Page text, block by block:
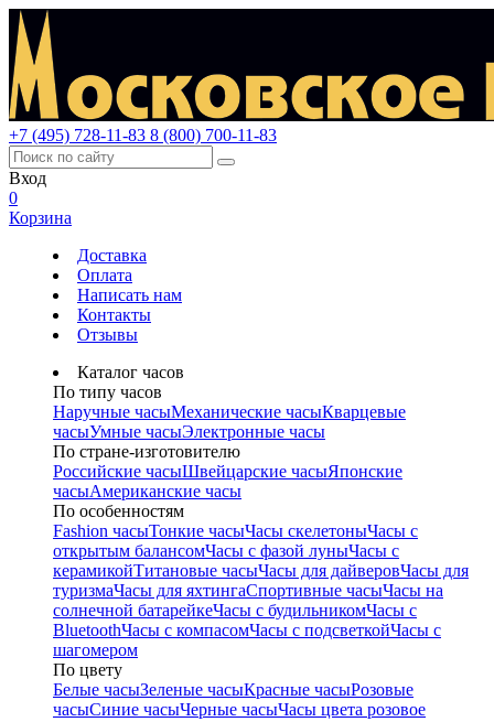
+7 (495) 728-11-83 8 (800) 700-11-83
Вход
0
Корзина
Доставка
Оплата
Написать нам
Контакты
Отзывы
Каталог часов
По типу часов
Наручные часыМеханические часыКварцевые
часыУмные часыЭлектронные часы
По стране-изготовителю
Российские часыШвейцарские часыЯпонские
часыАмериканские часы
По особенностям
Fashion часыТонкие часыЧасы скелетоныЧасы с
открытым балансомЧасы с фазой луныЧасы с
керамикойТитановые часыЧасы для дайверовЧасы для
туризмаЧасы для яхтингаСпортивные часыЧасы на
солнечной батарейкеЧасы с будильникомЧасы с
BluetoothЧасы с компасомЧасы с подсветкойЧасы с
шагомером
По цвету
Белые часыЗеленые часыКрасные часыРозовые
часыСиние часыЧерные часыЧасы цвета розовое